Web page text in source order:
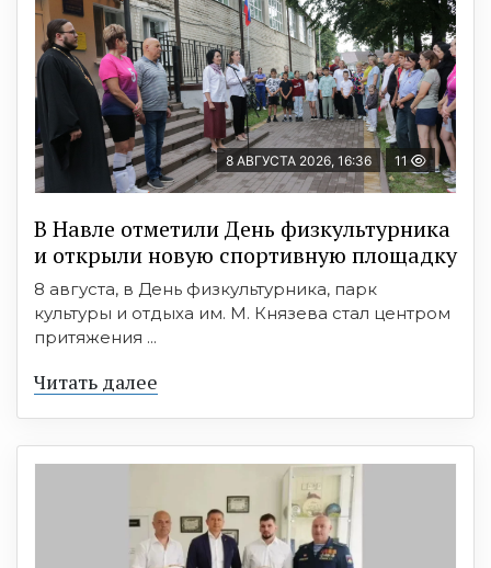
8 АВГУСТА 2026, 16:36 11
В Навле отметили День физкультурника
и открыли новую спортивную площадку
8 августа, в День физкультурника, парк
культуры и отдыха им. М. Князева стал центром
притяжения ...
Читать далее